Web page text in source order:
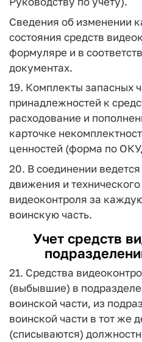
Сведения об изменении
состояния средств
формуляре и в
документах.
19. Комплекты запасных
принадлежностей к
расходование и
карточке
ценностей (форма по
20. В соединении
движения и
видеоконтроля за
воинскую часть.
Учет средств
21. Средства
(выбывшие) в
воинской части, из
воинской части в тот же
(списываются)